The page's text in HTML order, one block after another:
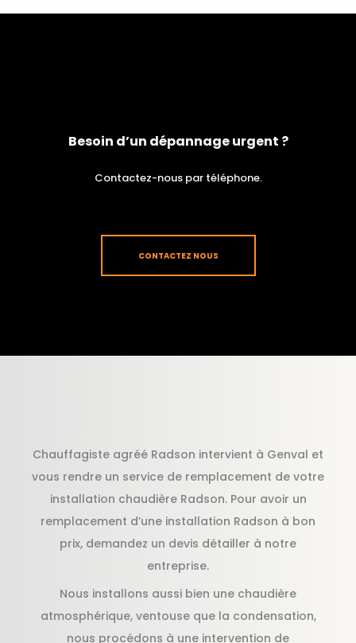
Besoin d’un dépannage urgent ?
Contactez-nous par téléphone.
CONTACTEZ NOUS
Chauffagiste agréé Radson intervient à Genval et
vous rendre un service de remplacement de votre
installation chaudière Radson. Pour avoir un
remplacement d’une installation Radson à bon
prix, demandez un devis détailler à notre
entreprise.
Nous installons aussi bien une chaudière
atmosphérique, ventouse que la condensation,
nous procédons à une intervention de